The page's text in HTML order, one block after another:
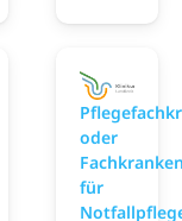
für Kommunale
oder
für